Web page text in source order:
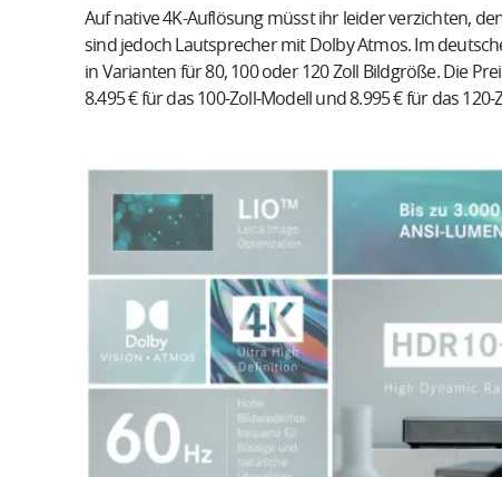
Auf native 4K-Auflösung müsst ihr leider verzichten,
sind jedoch Lautsprecher mit Dolby Atmos. Im
in Varianten für 80, 100 oder 120 Zoll Bildgröße. Die
8.495 € für das 100-Zoll-Modell und 8.995 € für das 120-